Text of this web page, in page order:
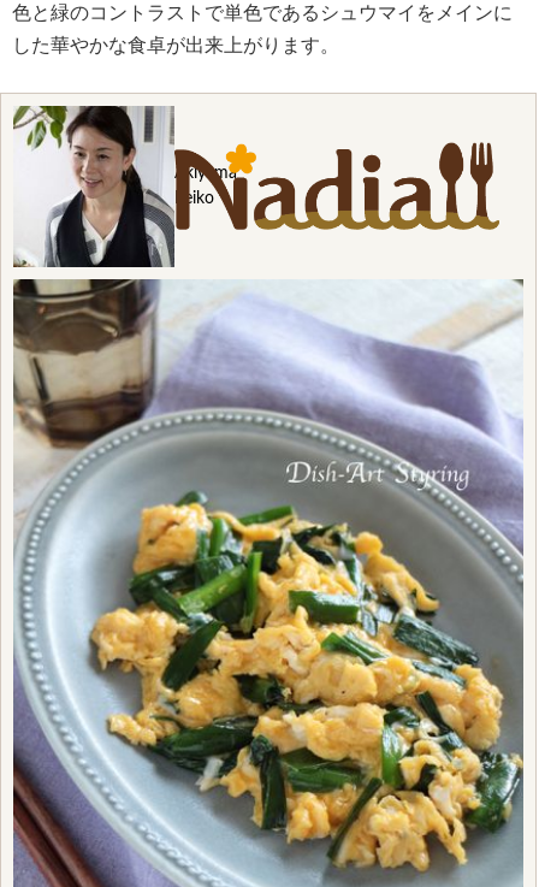
色と緑のコントラストで単色であるシュウマイをメインに
した華やかな食卓が出来上がります。
Akiyama
Keiko